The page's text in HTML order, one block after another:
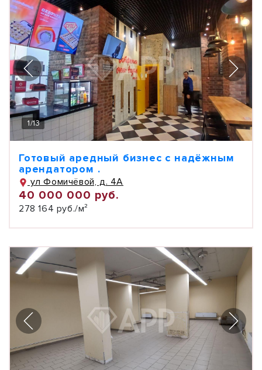
1/13
Готовый аредный бизнес с надёжным
арендатором .
ул Фомичёвой, д. 4А
40 000 000 руб.
278 164 руб./м²